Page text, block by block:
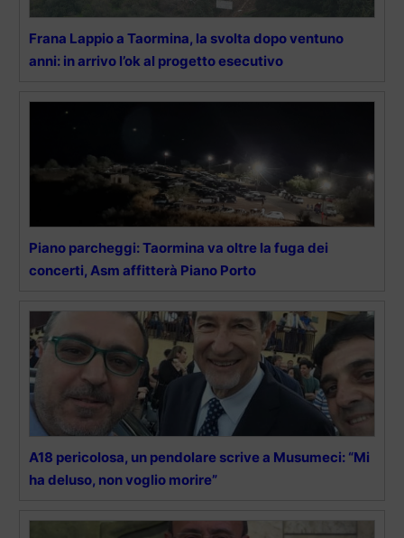
Frana Lappio a Taormina, la svolta dopo ventuno
anni: in arrivo l’ok al progetto esecutivo
Piano parcheggi: Taormina va oltre la fuga dei
concerti, Asm affitterà Piano Porto
A18 pericolosa, un pendolare scrive a Musumeci: “Mi
ha deluso, non voglio morire”